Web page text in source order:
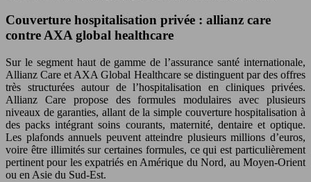
Couverture hospitalisation privée : allianz care
contre AXA global healthcare
Sur le segment haut de gamme de l’assurance santé internationale,
Allianz Care et AXA Global Healthcare se distinguent par des offres
très structurées autour de l’hospitalisation en cliniques privées.
Allianz Care propose des formules modulaires avec plusieurs
niveaux de garanties, allant de la simple couverture hospitalisation à
des packs intégrant soins courants, maternité, dentaire et optique.
Les plafonds annuels peuvent atteindre plusieurs millions d’euros,
voire être illimités sur certaines formules, ce qui est particulièrement
pertinent pour les expatriés en Amérique du Nord, au Moyen-Orient
ou en Asie du Sud-Est.